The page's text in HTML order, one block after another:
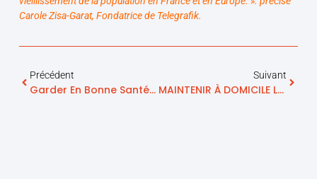
Carole Zisa-Garat, Fondatrice de Telegrafik.
Précédent
Garder En Bonne Santé Nos Seniors.
Suivant
MAINTENIR À DOMICILE LES PERSONNES SOUFFRANT D’ALZHEIMER